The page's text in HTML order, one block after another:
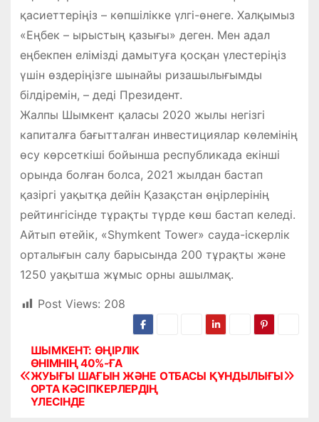
қасиеттеріңіз – көпшілікке үлгі-өнеге. Халқымыз
«Еңбек – ырыстың қазығы» деген. Мен адал
еңбекпен елімізді дамытуға қосқан үлестеріңіз
үшін өздеріңізге шынайы ризашылығымды
білдіремін, – деді Президент.
Жалпы Шымкент қаласы 2020 жылы негізгі
капиталға бағытталған инвестициялар көлемінің
өсу көрсеткіші бойынша республикада екінші
орында болған болса, 2021 жылдан бастап
қазіргі уақытқа дейін Қазақстан өңірлерінің
рейтингісінде тұрақты түрде көш бастап келеді.
Айтып өтейік, «Shymkent Tower» сауда-іскерлік
орталығын салу барысында 200 тұрақты және
1250 уақытша жұмыс орны ашылмақ.
Post Views: 208
Н
а
ОТБАСЫ ҚҰНДЫЛЫҒЫ
ШЫМКЕНТ: ӨҢІРЛІК
ӨНІМНІҢ 40%-ҒА
ЖУЫҒЫ ШАҒЫН ЖӘНЕ
ОРТА КӘСІПКЕРЛЕРДІҢ
ҮЛЕСІНДЕ